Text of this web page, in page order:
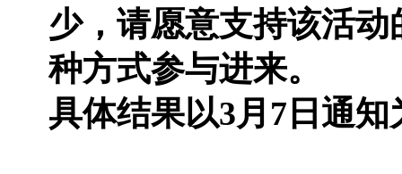
少， 请愿意支持该活
种方式参与进来。
具体结果以3月7日通知